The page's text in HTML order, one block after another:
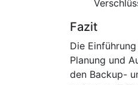
Fazit
Die
Planung und
den Backup-